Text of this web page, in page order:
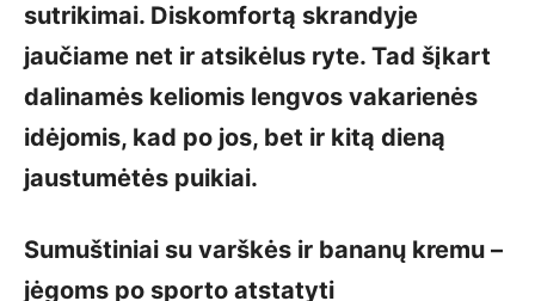
sutrikimai. Diskomfortą skrandyje
jaučiame net ir atsikėlus ryte. Tad šįkart
dalinamės keliomis lengvos vakarienės
idėjomis, kad po jos, bet ir kitą dieną
jaustumėtės puikiai.
Sumuštiniai su varškės ir bananų kremu –
jėgoms po sporto atstatyti